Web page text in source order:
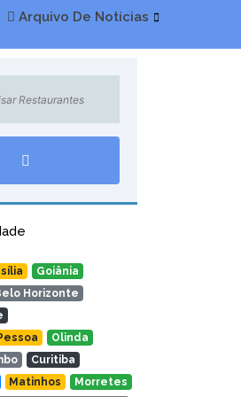
Arquivo De Notícias
Goiânia
Horizonte
Olinda
Curitiba
Matinhos Morretes